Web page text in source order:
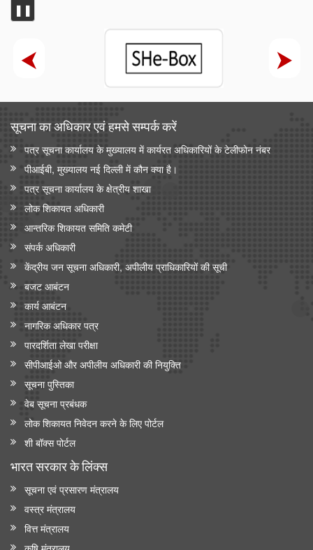
❚❚
सूचना का अधिकार एवं हमसे सम्‍पर्क करें
पत्र सूचना कार्यालय के मुख्यालय में कार्यरत अधिकारियों के टेलीफोन नंबर
पीआईबी, मुख्यालय नई दिल्ली में कौन क्या है।
पत्र सूचना कार्यालय के क्षेत्रीय शाखा
लोक शिकायत अधिकारी
आन्‍तरिक शिकायत समिति कमेटी
संपर्क अधिकारी
केंद्रीय जन सूचना अधिकारी, अपीलीय प्राधिकारियों की सूची
बजट आबंटन
कार्य आबंटन
नागरिक अधिकार पत्र
पारदर्शिता लेखा परीक्षा
सीपीआईओ और अपी‍लीय अधिकारी की नियुक्ति
सूचना पुस्तिका
वेब सूचना प्रबंधक
लोक शिकायत निवेदन करने के लिए पोर्टल
शी बॉक्स पोर्टल
भारत सरकार के लिंक्‍स
सूचना एवं प्रसारण मंत्रालय
वस्त्र मंत्रालय
वित्त मंत्रालय